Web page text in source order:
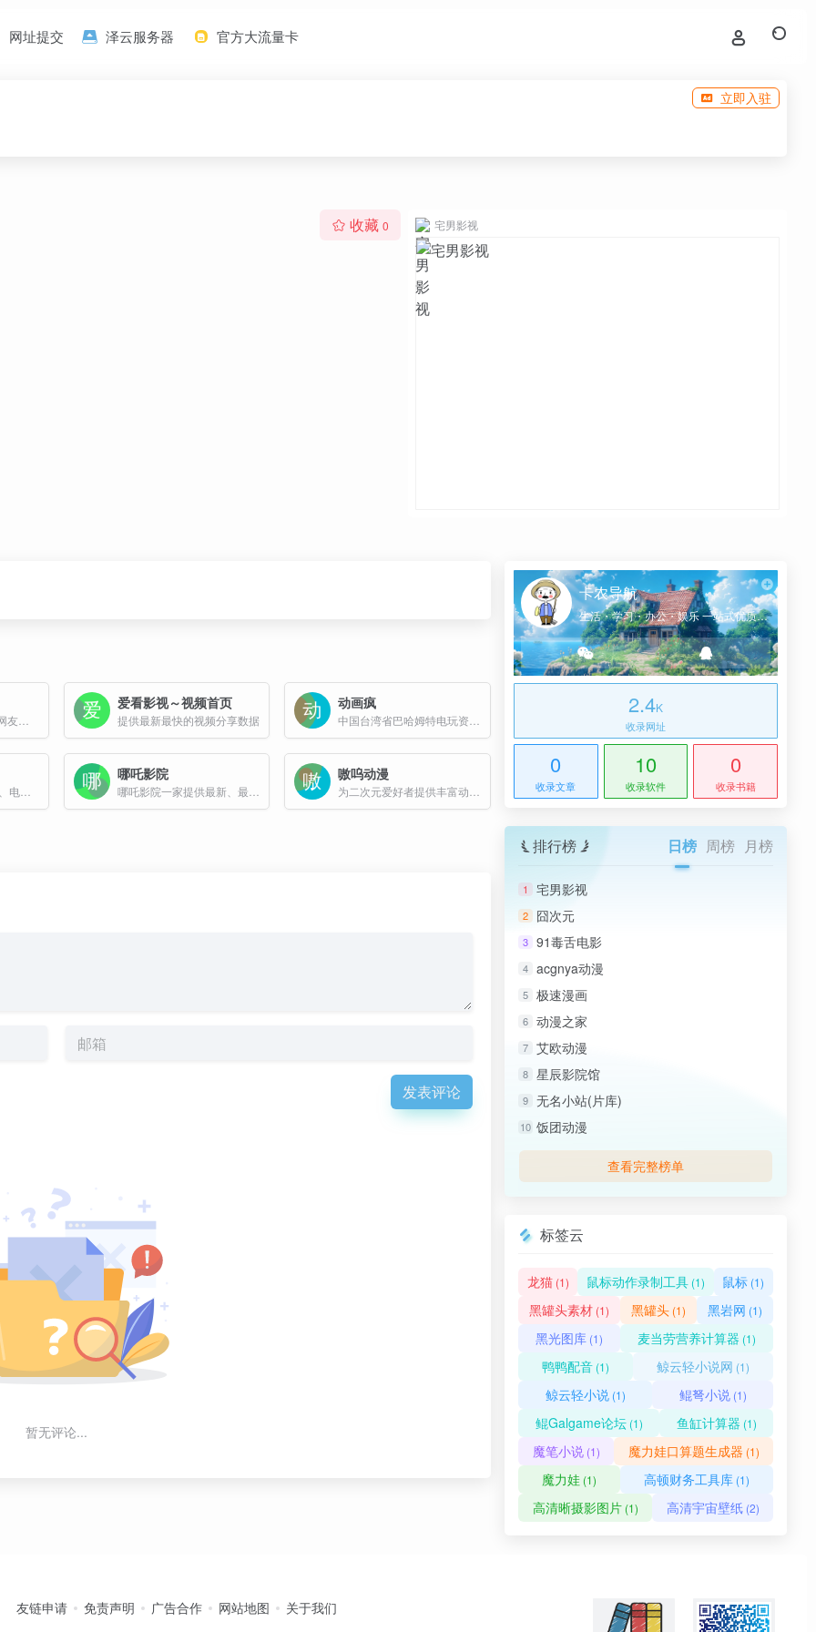
网址提交 泽云服务器 官方大流量卡
立即入驻
收藏 0 宅男影视
爱看影视～视频首页
提供最新最快的视频分享数据
动画疯
提供2025最新电视剧、电视剧大全、好看的电视剧、最新的电影、香港经典电影在线观看
哪吒影院 嗷呜动漫
发表评论
暂无评论...
卡农导航
生活・学习・办公・娱乐 一站式优质网址导航
2.4K
收录网址
0
收录文章
10
收录软件
0
收录书籍
排行榜 日榜 周榜 月榜
1 宅男影视
2 囧次元
3 91毒舌电影
4 acgnya动漫
5 极速漫画
6 动漫之家
7 艾欧动漫
8 星辰影院馆
9 无名小站(片库)
10 饭团动漫
查看完整榜单
标签云
龙猫(1) 鼠标动作录制工具(1) 鼠标 (1)
黑罐头素材 (1) 黑罐头 (1) 黑岩网 (1)
黑光图库 (1) 麦当劳营养计算器 (1)
鸭鸭配音 (1) 鲸云轻小说网 (1)
鲸云轻小说(1) 鲲弩小说(1)
鲲Galgame论坛(1) 鱼缸计算器 (1)
魔笔小说(1) 魔力娃口算题生成器 (1)
魔力娃 (1) 高顿财务工具库 (1)
高清晰摄影图片(1) 高清宇宙壁纸(2)
友链申请 免责声明 广告合作 网站地图 关于我们